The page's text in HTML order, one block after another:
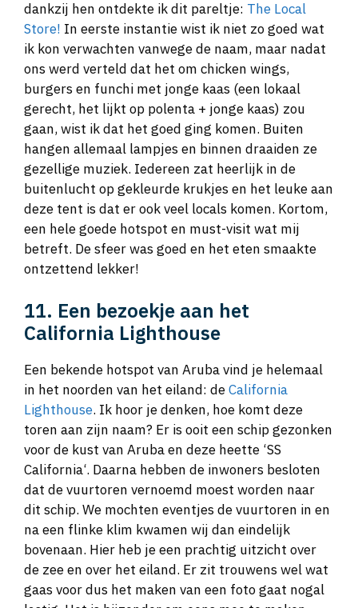
dankzij hen ontdekte ik dit pareltje: The Local
Store! In eerste instantie wist ik niet zo goed wat
ik kon verwachten vanwege de naam, maar nadat
ons werd verteld dat het om chicken wings,
burgers en funchi met jonge kaas (een lokaal
gerecht, het lijkt op polenta + jonge kaas) zou
gaan, wist ik dat het goed ging komen. Buiten
hangen allemaal lampjes en binnen draaiden ze
gezellige muziek. Iedereen zat heerlijk in de
buitenlucht op gekleurde krukjes en het leuke aan
deze tent is dat er ook veel locals komen. Kortom,
een hele goede hotspot en must-visit wat mij
betreft. De sfeer was goed en het eten smaakte
ontzettend lekker!
11. Een bezoekje aan het
California Lighthouse
Een bekende hotspot van Aruba vind je helemaal
in het noorden van het eiland: deCalifornia
Lighthouse. Ik hoor je denken, hoe komt deze
toren aan zijn naam? Er is ooit een schip gezonken
voor de kust van Aruba en deze heette ‘SS
California‘. Daarna hebben de inwoners besloten
dat de vuurtoren vernoemd moest worden naar
dit schip. We mochten eventjes de vuurtoren in en
na een flinke klim kwamen wij dan eindelijk
bovenaan. Hier heb je een prachtig uitzicht over
de zee en over het eiland. Er zit trouwens wel wat
gaas voor dus het maken van een foto gaat nogal